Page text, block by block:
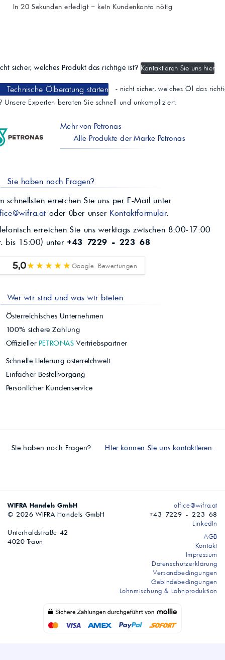
In 20 Sekunden erledigt – kein Kundenkonto nötig
sicher, welches Produkt das richtige ist? Kontaktieren Sie uns hier
Technische Ölberatung starten
- nicht sicher, welches Öl das
Unsere Experten beraten Sie schnell und unkompliziert.
Mehr von Petronas
Alle Produkte der Marke Petronas
Sie haben noch Fragen?
schnellsten erreichen Sie uns per E-Mail unter
oder über unser Kontaktformular.
erreichen Sie uns werktags zwischen 8:00-17:00
bis 15:00) unter +43 7229 - 223 68
5,0★★★★★Google Bewertungen
Wer wir sind und was wir bieten
Österreichisches Unternehmen
100% sichere Zahlung
Offizieller PETRONAS Vertriebspartner
Schnelle Lieferung österreichweit
Einfacher Bestellvorgang
Persönlicher Kundenservice
Sie haben noch Fragen? Hier können Sie uns kontaktieren.
WIFRA Handels GmbH
© 2026 WIFRA Handels GmbH
Unterhaidstraße 42
4020 Traun
office@wifra.at
+43 7229 - 223 68
LinkedIn
AGB
Kontakt
Impressum
Datenschutzerklärung
Versandbedingungen
Gebindebedingungen
Lohnmischung & Lohnproduktion